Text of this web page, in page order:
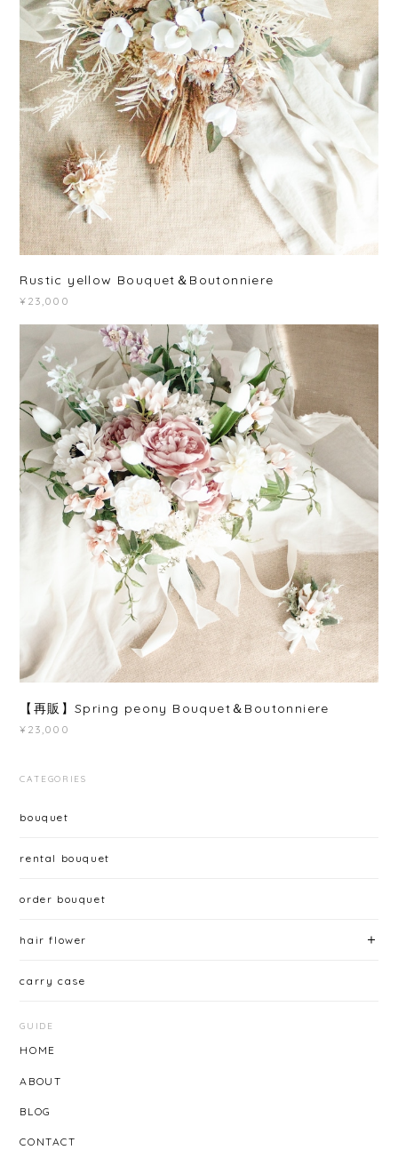
Rustic yellow Bouquet＆Boutonniere
¥23,000
【再販】Spring peony Bouquet＆Boutonniere
¥23,000
CATEGORIES
bouquet
rental bouquet
order bouquet
hair flower
carry case
GUIDE
HOME
ABOUT
BLOG
CONTACT